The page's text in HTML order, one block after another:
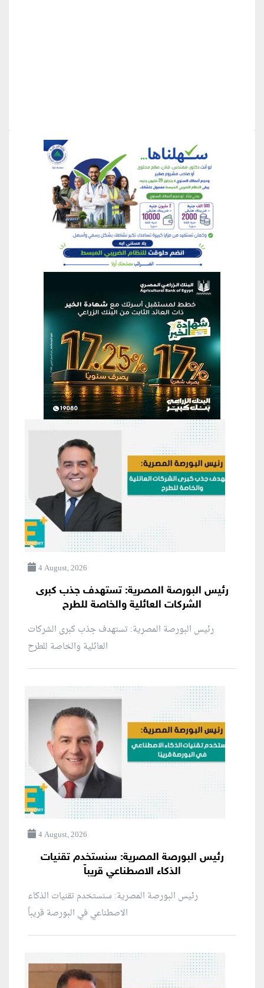
منطقة إعلانية
منطقة إعلانية
4 August, 2026
رئيس البورصة المصرية: تستهدف جذب كبرى
الشركات العائلية والخاصة للطرح
رئيس البورصة المصرية: تستهدف جذب كبرى الشركات
العائلية والخاصة للطرح
4 August, 2026
رئيس البورصة المصرية: سنستخدم تقنيات
الذكاء الاصطناعي قريباً
رئيس البورصة المصرية: سنستخدم تقنيات الذكاء
الاصطناعي في البورصة قريباً